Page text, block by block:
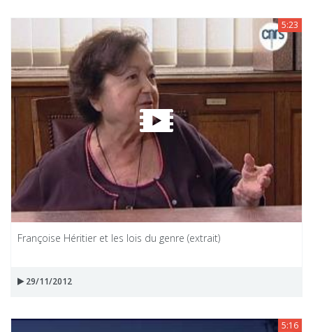
5:23
Françoise Héritier et les lois du genre (extrait)
29/11/2012
5:16